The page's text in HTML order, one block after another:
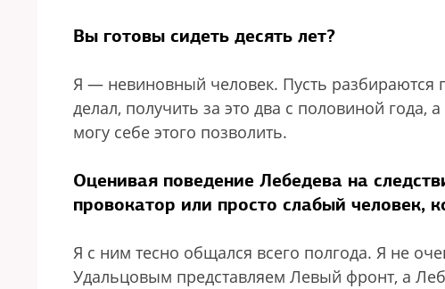
Вы готовы сидеть десять лет?
Я — невиновный человек. Пусть разбираются
делал, получить за это два с половиной
могу себе этого позволить.
Оценивая поведение Лебедева на
провокатор или просто слабый человек,
Я с ним тесно общался всего полгода. Я не
Удальцовым представляем Левый фронт, а